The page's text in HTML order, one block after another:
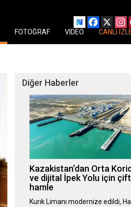
Facebook
X
FOTOĞRAF VIDEO CANLI
Diğer Haberler
Kazakistan’dan Orta
ve dijital İpek Yolu için
hamle
Kurık Limanı modernize edildi,